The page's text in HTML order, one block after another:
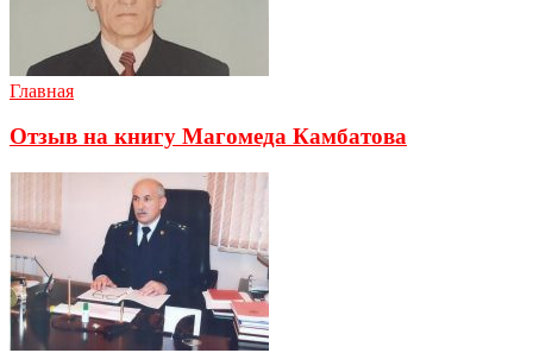
Главная
Отзыв на книгу Магомеда Камбатова